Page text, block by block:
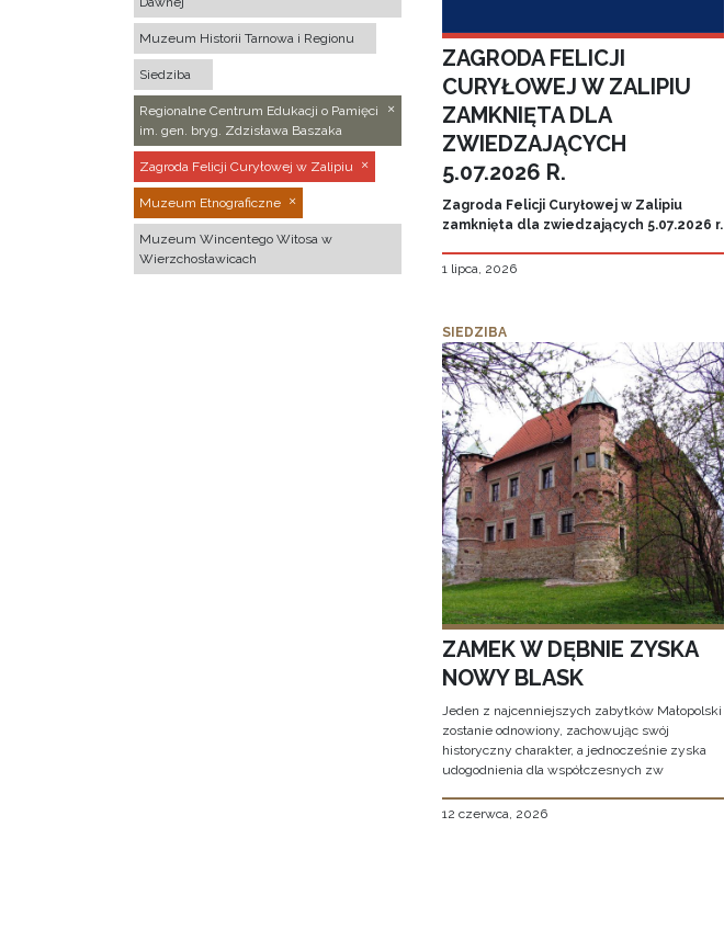
Muzeum Historii Tarnowa i Regionu
Siedziba
Regionalne Centrum Edukacji o Pamięci
im. gen. bryg. Zdzisława Baszaka
Zagroda Felicji Curyłowej w Zalipiu
Muzeum Etnograficzne
Muzeum Wincentego Witosa w
Wierzchosławicach
ZAGRODA FELICJI
CURYŁOWEJ W ZALIPIU
ZAMKNIĘTA DLA
ZWIEDZAJĄCYCH
5.07.2026 R.
Zagroda Felicji Curyłowej w Zalipiu
zamknięta dla zwiedzających 5.07.2026 r.
1 lipca, 2026
SIEDZIBA
ZAMEK W DĘBNIE ZYSKA
NOWY BLASK
Jeden z najcenniejszych zabytków Małopolski
zostanie odnowiony, zachowując swój
historyczny charakter, a jednocześnie zyska
udogodnienia dla współczesnych zw
12 czerwca, 2026